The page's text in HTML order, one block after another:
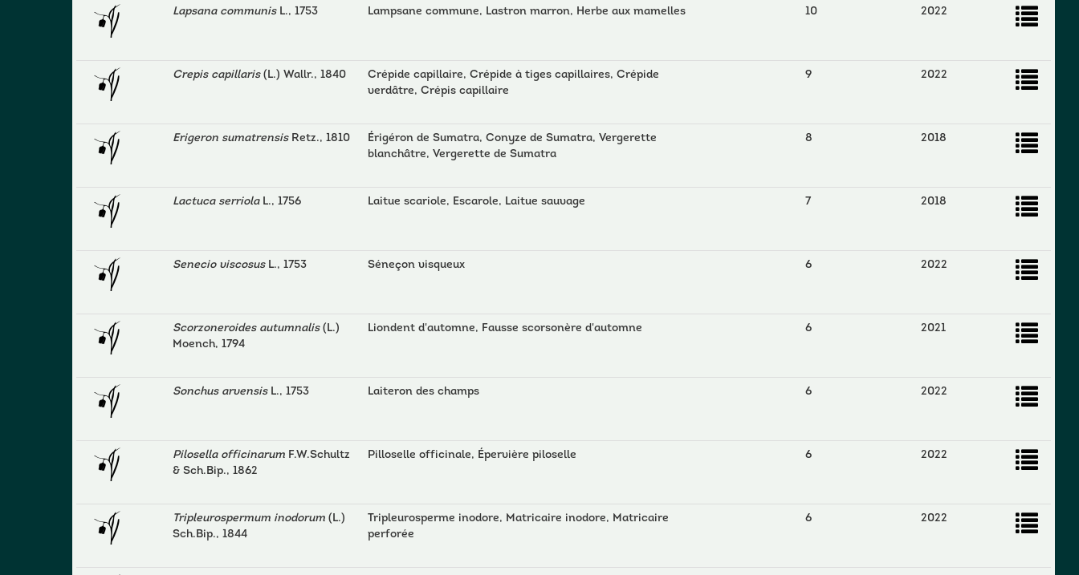
Lapsana communisL., 1753 Lampsane commune, Lastron marron, Herbe aux mamelles 10 2022
Crepis capillaris(L.) Wallr., 1840
Crépide capillaire, Crépide à tiges capillaires, Crépide
verdâtre, Crépis capillaire
9 2022
Erigeron sumatrensisRetz., 1810
Érigéron de Sumatra, Conyze de Sumatra, Vergerette
blanchâtre, Vergerette de Sumatra
8 2018
Lactuca serriolaL., 1756 Laitue scariole, Escarole, Laitue sauvage 7 2018
Senecio viscosusL., 1753 Séneçon visqueux 6 2022
Scorzoneroides autumnalis(L.)
Moench, 1794
Liondent d'automne, Fausse scorsonère d'automne 6 2021
Sonchus arvensisL., 1753 Laiteron des champs 6 2022
Pilosella officinarum F.W.Schultz
& Sch.Bip., 1862
Pilloselle officinale, Épervière piloselle 6 2022
Tripleurospermum inodorum (L.)
Sch.Bip., 1844
Tripleurosperme inodore, Matricaire inodore, Matricaire
perforée
6 2022